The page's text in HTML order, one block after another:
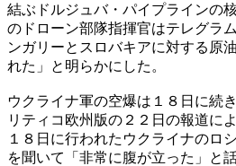
結ぶドルジュバ・パイプラインの
のドローン部隊指揮官はテレグラ
ンガリーとスロバキアに対する原
れた」と明らかにした。
ウクライナ軍の空爆は１８日に続
リティコ欧州版の２２日の報道に
１８日に行われたウクライナのロ
を聞いて「非常に腹が立った」と